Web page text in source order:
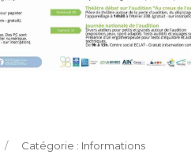
Catégories
Informations